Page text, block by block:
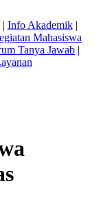
| Info Akademik|
Mahasiswa
Tanya Jawab |